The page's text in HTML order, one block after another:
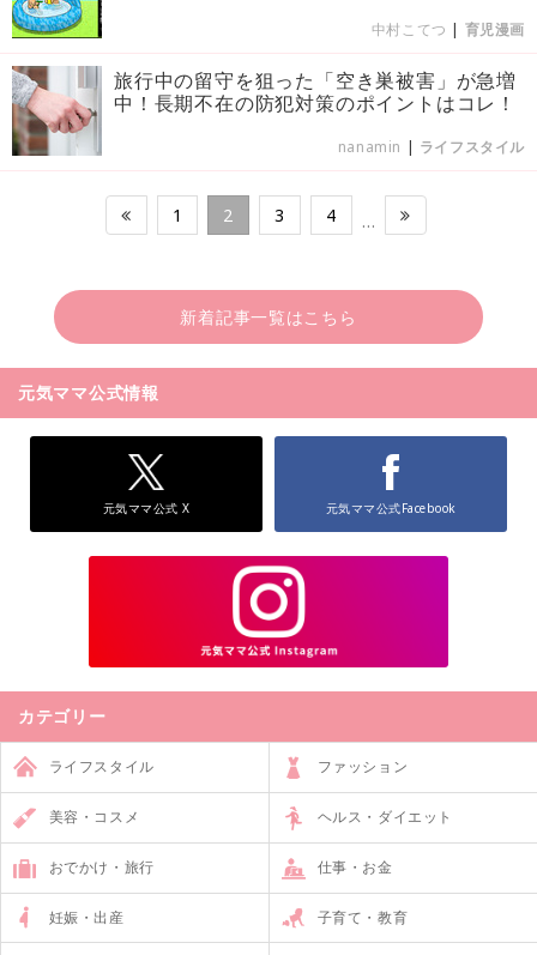
中村こてつ | 育児漫画
旅行中の留守を狙った「空き巣被害」が急増
中！長期不在の防犯対策のポイントはコレ！
nanamin | ライフスタイル
1 2 3 4 …
新着記事一覧はこちら
元気ママ公式情報
元気ママ公式 X 元気ママ公式Facebook
カテゴリー
ライフスタイル ファッション
美容・コスメ ヘルス・ダイエット
おでかけ・旅行 仕事・お金
妊娠・出産 子育て・教育